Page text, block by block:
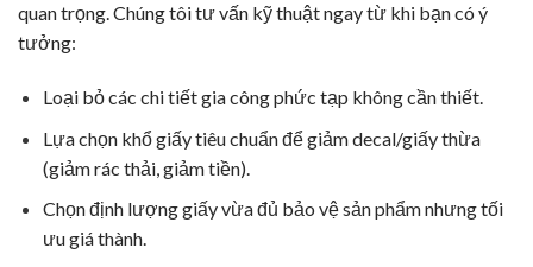
quan trọng. Chúng tôi tư vấn kỹ thuật ngay từ khi bạn có ý
tưởng:
Loại bỏ các chi tiết gia công phức tạp không cần thiết.
Lựa chọn khổ giấy tiêu chuẩn để giảm decal/giấy thừa
(giảm rác thải, giảm tiền).
Chọn định lượng giấy vừa đủ bảo vệ sản phẩm nhưng tối
ưu giá thành.